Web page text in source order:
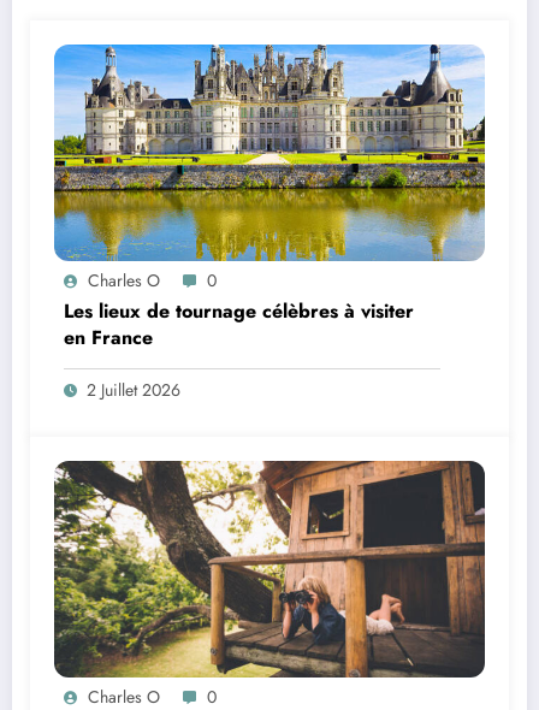
Charles O 0
Les lieux de tournage célèbres à visiter
en France
2 Juillet 2026
Charles O 0